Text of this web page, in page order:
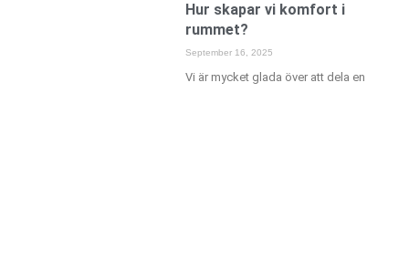
Hur skapar vi komfort i
rummet?
September 16, 2025
Vi är mycket glada över att dela en